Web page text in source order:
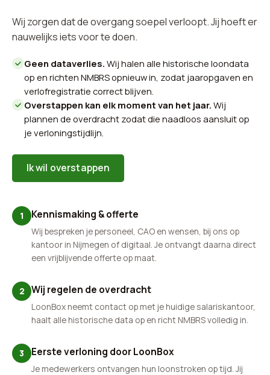
Wij zorgen dat de overgang soepel verloopt. Jij hoeft er
nauwelijks iets voor te doen.
Geen dataverlies. Wij halen alle historische loondata
op en richten NMBRS opnieuw in, zodat jaaropgaven en
verlofregistratie correct blijven.
Overstappen kan elk moment van het jaar. Wij
plannen de overdracht zodat die naadloos aansluit op
je verloningstijdlijn.
Ik wil overstappen
1 Kennismaking & offerte
Wij bespreken je personeel, CAO en wensen, bij ons op
kantoor in Nijmegen of digitaal. Je ontvangt daarna direct
een vrijblijvende offerte op maat.
2 Wij regelen de overdracht
LoonBox neemt contact op met je huidige salariskantoor,
haalt alle historische data op en richt NMBRS volledig in.
3 Eerste verloning door LoonBox
Je medewerkers ontvangen hun loonstroken op tijd. Jij